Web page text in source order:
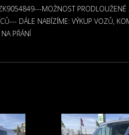
MOŽNOST PRODLOUŽENÉ
DÁLE NABÍZÍME: VÝKUP VOZŮ,
PŘÁNÍ